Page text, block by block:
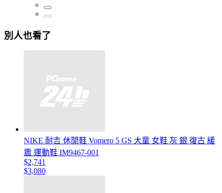
別人也看了
NIKE 耐吉 休閒鞋 Vomero 5 GS 大童 女鞋 灰 銀 復古 緩
震 運動鞋 IM9467-001
$2,741
$3,080